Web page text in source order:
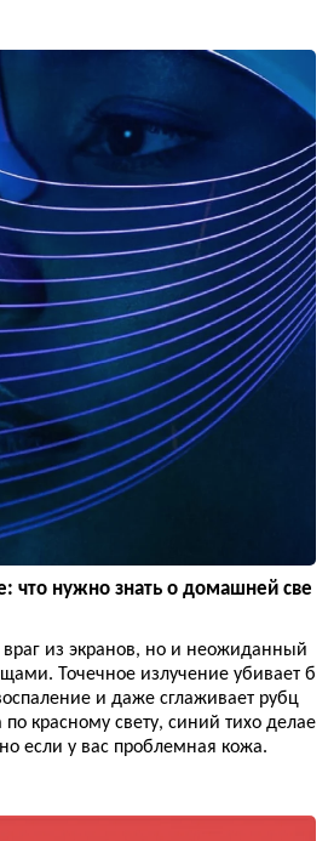
что нужно знать о домашней све
из экранов, но и неожиданный
Точечное излучение убивает б
и даже сглаживает рубц
красному свету, синий тихо делае
если у вас проблемная кожа.